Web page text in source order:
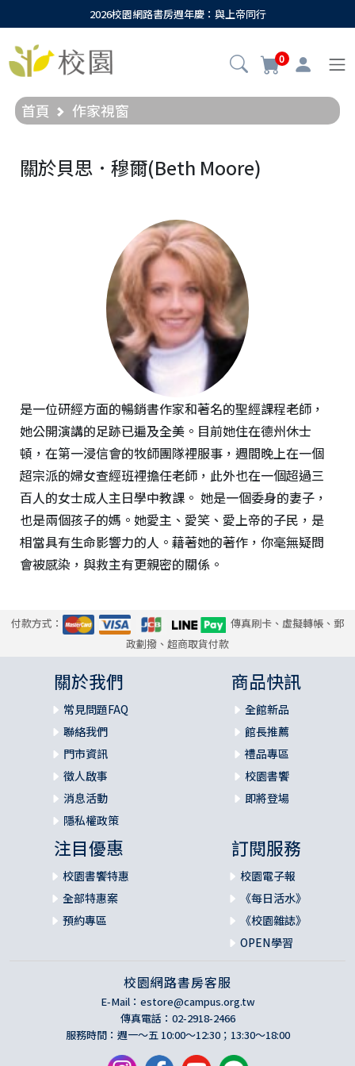
2026校園網路書房週年慶：與上帝同行
0
首頁 作家視窗
關於貝思．穆爾(Beth Moore)
是一位研經方面的暢銷書作家和著名的聖經課程老師，
她公開演講的足跡已遍及全美。目前她住在德州休士
頓，在第一浸信會的牧師團隊裡服事，週間晚上在一個
超宗派的婦女查經班裡擔任老師，此外也在一個超過三
百人的女士成人主日學中教課。 她是一個委身的妻子，
也是兩個孩子的媽。她愛主、愛笑、愛上帝的子民，是
相當具有生命影響力的人。藉著她的著作，你毫無疑問
會被感染，與救主有更親密的關係。
付款方式：
傳真刷卡、虛擬轉帳、郵
政劃撥、超商取貨付款
關於我們
常見問題FAQ
聯絡我們
門市資訊
徵人啟事
消息活動
隱私權政策
商品快訊
全館新品
館長推薦
禮品專區
校園書饗
即將登場
注目優惠
校園書饗特惠
全部特惠案
預約專區
訂閱服務
校園電子報
《每日活水》
《校園雜誌》
OPEN學習
校園網路書房客服
E-Mail： estore@campus.org.tw
傳真電話：02-2918-2466
服務時間：週一～五 10:00～12:30；13:30～18:00